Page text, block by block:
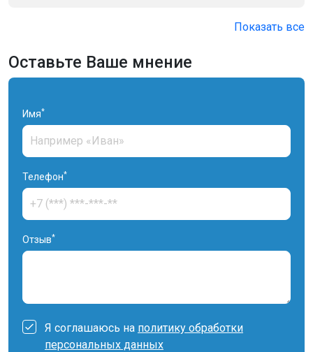
Показать все
Оставьте Ваше мнение
Имя*
Телефон*
Отзыв*
Я соглашаюсь на политику обработки
персональных данных